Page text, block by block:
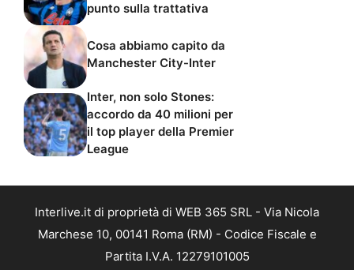
punto sulla trattativa
Cosa abbiamo capito da
Manchester City-Inter
Inter, non solo Stones:
accordo da 40 milioni per
il top player della Premier
League
Interlive.it di proprietà di WEB 365 SRL - Via Nicola
Marchese 10, 00141 Roma (RM) - Codice Fiscale e
Partita I.V.A. 12279101005